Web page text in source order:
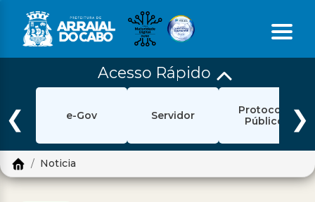
Início
Ouvidoria
Pesquisar
Acesso Rápido
❮ e-Gov Servidor
Protocolo
Público
❯
Noticia